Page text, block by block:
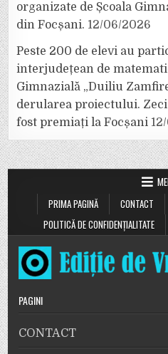
organizate de Școala
din Focșani. 12/06/2026
Peste 200 de elevi au
interjudețean de
Gimnazială „Duiliu
derularea proiectului.
fost premiați la Focșani
PRIMA PAGINĂ
CONTACT
POLITICĂ DE CONFIDENȚIALITATE
PAGINI
CONTACT